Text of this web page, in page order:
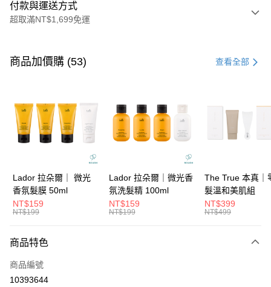
付款與運送方式
超取滿NT$1,699免運
信用卡一次付款
3 期 0 利率 每期NT$333
合作金庫商業銀行
第一商業銀行
華南商業銀行
彰化商業銀行
兆豐國際商業銀行
臺灣中小企業銀行
台中商業銀行
匯豐（台灣）商業銀行
華泰商業銀行
聯邦商業銀行
元大商業銀行
台灣樂天信用卡公司
6 期 0 利率 每期 NT$166 21家銀行
合作金庫商業銀行
第一商業銀行
台北富邦商業銀行
國泰世華商業銀行
兆豐國際商業銀行
臺灣中小企業銀行
台中商業銀行
匯豐（台灣）商業銀行
聯邦商業銀行
玉山商業銀行
台灣樂天信用卡公司
超商取貨付款
Apple Pay
街口支付
相關說明
【大哥付你分期使用說明】
商品加價購 (53) 查看全部
Lador 拉朵爾｜ 微光
香氛髮膜 50ml
NT$159
NT$199
Lador 拉朵爾｜微光香
氛洗髮精 100ml
NT$159
NT$199
The True 本真｜
髮溫和美肌組
NT$399
NT$499
商品特色
商品編號
10393644